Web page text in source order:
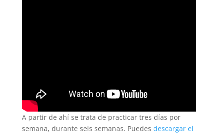
A partir de ahí se trata de practicar tres días por
semana, durante seis semanas. Puedes descargar el